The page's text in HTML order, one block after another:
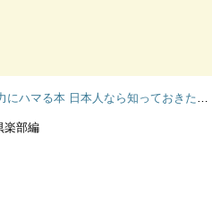
本 日本人なら知っておきたい入門知識 KAWADE夢文庫
楽部編